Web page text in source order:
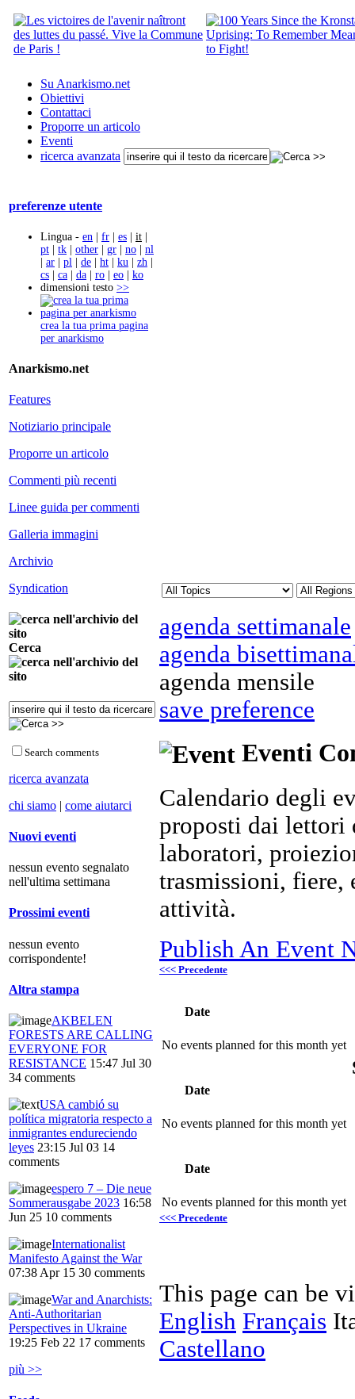
Su Anarkismo.net
Obiettivi
Contattaci
Proporre un articolo
Eventi
ricerca avanzata
preferenze utente
Lingua - en | fr | es | it |
pt | tk | other | gr | no | nl
| ar | pl | de | ht | ku | zh |
cs | ca | da | ro | eo | ko
dimensioni testo >>
crea la tua prima pagina
per anarkismo
Anarkismo.net
Features
Notiziario principale
Proporre un articolo
Commenti più recenti
Linee guida per commenti
Galleria immagini
Archivio
Syndication
Cerca
Search comments
ricerca avanzata
chi siamo | come aiutarci
Nuovi eventi
nessun evento segnalato
nell'ultima settimana
Prossimi eventi
nessun evento
corrispondente!
Altra stampa
AKBELEN
FORESTS ARE CALLING
EVERYONE FOR
RESISTANCE 15:47 Jul 30
34 comments
USA cambió su
política migratoria respecto a
inmigrantes endureciendo
leyes 23:15 Jul 03 14
comments
espero 7 – Die neue
Sommerausgabe 2023 16:58
Jun 25 10 comments
Internationalist
Manifesto Against the War
07:38 Apr 15 30 comments
War and Anarchists:
Anti-Authoritarian
Perspectives in Ukraine
19:25 Feb 22 17 comments
più >>
agenda settimanale
agenda
agenda mensile
save preference
Eventi
Calendario degli
proposti dai lettori
laboratori,
trasmissioni, fiere,
attività.
Publish An Event
<<< Precedente
Date
No events planned for this month yet
Date
No events planned for this month yet
Date
No events planned for this month yet
<<< Precedente
This page can be
English Français
Castellano